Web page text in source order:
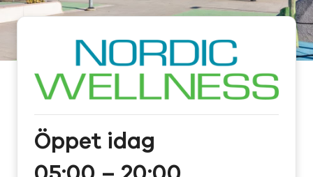
Öppet idag